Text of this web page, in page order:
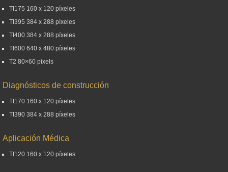
TI175 160 x 120 píxeles
TI395 384 x 288 píxeles
TI400 384 x 288 píxeles
TI600 640 x 480 píxeles
T2 80×60 pixels
Diagnósticos de construcción
TI170 160 x 120 píxeles
TI390 384 x 288 píxeles
Aplicación Médica
TI120 160 x 120 píxeles